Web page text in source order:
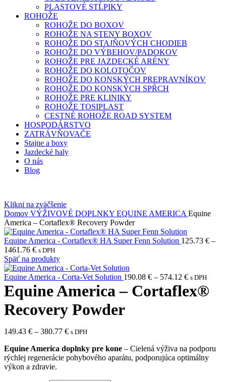
PLASTOVÉ STĹPIKY
ROHOŽE
ROHOŽE DO BOXOV
ROHOŽE NA STENY BOXOV
ROHOŽE DO STAJŇOVÝCH CHODIEB
ROHOŽE DO VÝBEHOV/PADOKOV
ROHOŽE PRE JAZDECKÉ ARÉNY
ROHOŽE DO KOLOTOČOV
ROHOŽE DO KONSKÝCH PREPRAVNÍKOV
ROHOŽE DO KONSKÝCH SPŔCH
ROHOŽE PRE KLINIKY
ROHOŽE TOSIPLAST
CESTNÉ ROHOŽE ROAD SYSTEM
HOSPODÁRSTVO
ZATRÁVŇOVAČE
Stajne a boxy
Jazdecké haly
O nás
Blog
Klikni na zväčšenie
Domov VÝŽIVOVÉ DOPLNKY EQUINE AMERICA Equine
America – Cortaflex® Recovery Powder
Equine America - Cortaflex® HA Super Fenn Solution 125.73 € –
1461.76 € s DPH
Späť na produkty
Equine America - Corta-Vet Solution 190.08 € – 574.12 € s DPH
Equine America – Cortaflex®
Recovery Powder
149.43 € – 380.77 € s DPH
Equine America doplnky pre kone – Cielená výživa na podporu
rýchlej regenerácie pohybového aparátu, podporujúca optimálny
výkon a zdravie.